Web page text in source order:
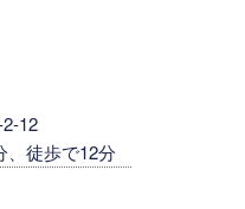
12
、徒歩で12分